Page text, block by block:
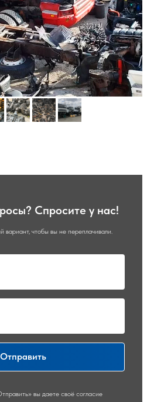
Спросите у нас!
чтобы вы не переплачивали.
Отправить
вы даете своё согласие